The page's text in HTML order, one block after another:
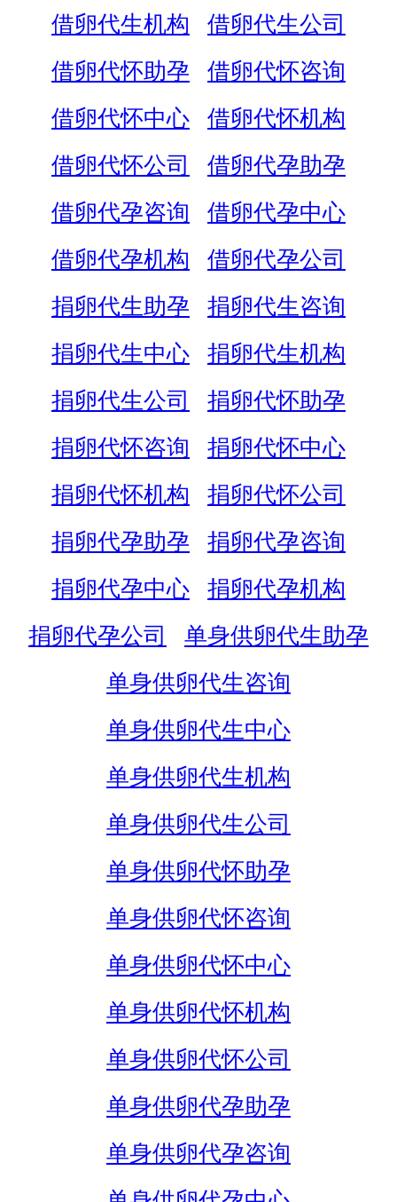
借卵代生机构
借卵代生公司
借卵代怀助孕
借卵代怀咨询
借卵代怀中心
借卵代怀机构
借卵代怀公司
借卵代孕助孕
借卵代孕咨询
借卵代孕中心
借卵代孕机构
借卵代孕公司
捐卵代生助孕
捐卵代生咨询
捐卵代生中心
捐卵代生机构
捐卵代生公司
捐卵代怀助孕
捐卵代怀咨询
捐卵代怀中心
捐卵代怀机构
捐卵代怀公司
捐卵代孕助孕
捐卵代孕咨询
捐卵代孕中心
捐卵代孕机构
捐卵代孕公司
单身供卵代生助孕
单身供卵代生咨询
单身供卵代生中心
单身供卵代生机构
单身供卵代生公司
单身供卵代怀助孕
单身供卵代怀咨询
单身供卵代怀中心
单身供卵代怀机构
单身供卵代怀公司
单身供卵代孕助孕
单身供卵代孕咨询